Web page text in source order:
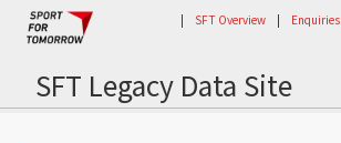
| SFT Overview | Enquiries
SFT Legacy Data Site
トップ コンソーシアム活動